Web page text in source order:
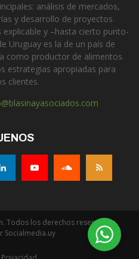
análisis de mercados,
y desarrollo de proyectos.
explicable y –hasta cierto punto-
Uruguay es la de un país de
como productor de alimentos.
estrategias apropiadas para
clientes.
Todos los derechos reservados.
Socialmedia.uy